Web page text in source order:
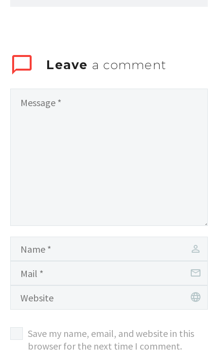
Leave a comment
Save my name, email, and website in this
browser for the next time I comment.